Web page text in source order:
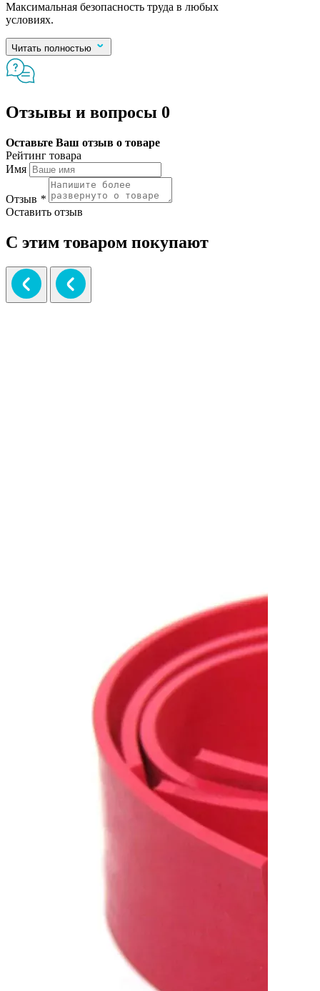
Максимальная безопасность труда в любых
условиях.
Читать полностью
Отзывы и вопросы 0
Оставьте Ваш отзыв о товаре
Рейтинг товара
Имя
Отзыв *
Оставить отзыв
С этим товаром покупают